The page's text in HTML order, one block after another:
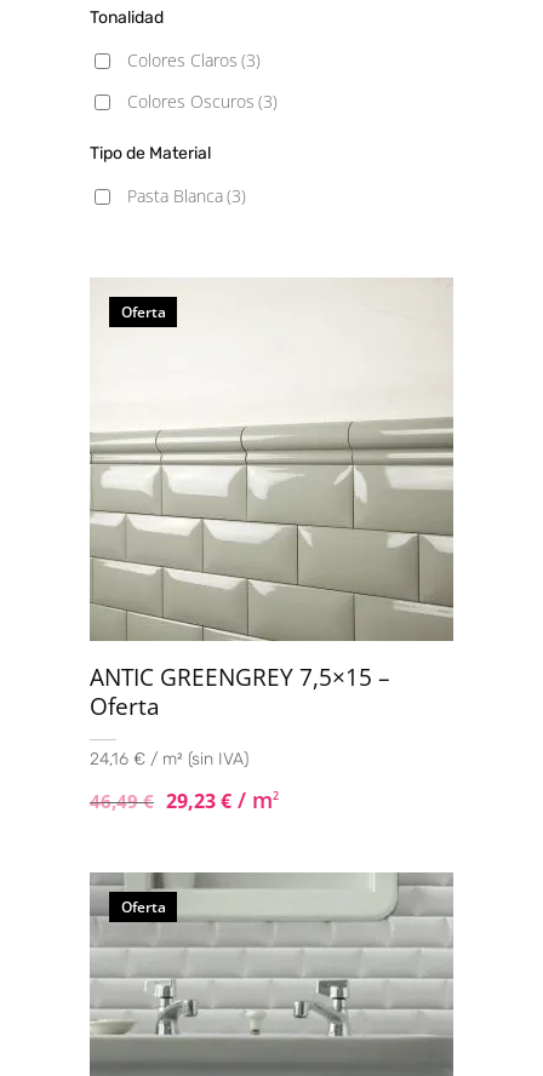
Tonalidad
Colores Claros (3)
Colores Oscuros (3)
Tipo de Material
Pasta Blanca(3)
Oferta
ANTIC GREENGREY 7,5×15 –
Oferta
24,16 € / m² (sin IVA)
46,49€ 29,23€ / m2
Oferta